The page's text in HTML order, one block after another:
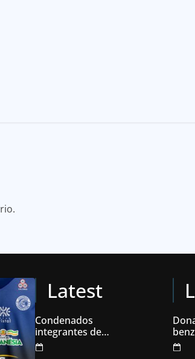
Latest
Condenados
integrantes de
organização
criminosa acusados